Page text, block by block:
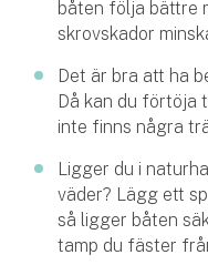
Djur
Jakthundsförsäkring
Kattförsäkring
Djurförsäkring
Hem & hus
båten följa bättre
skrovskador
Det är bra att ha
Då kan du förtöja
inte finns några
Ligger du i
väder? Lägg ett
så ligger båten
tamp du fäster